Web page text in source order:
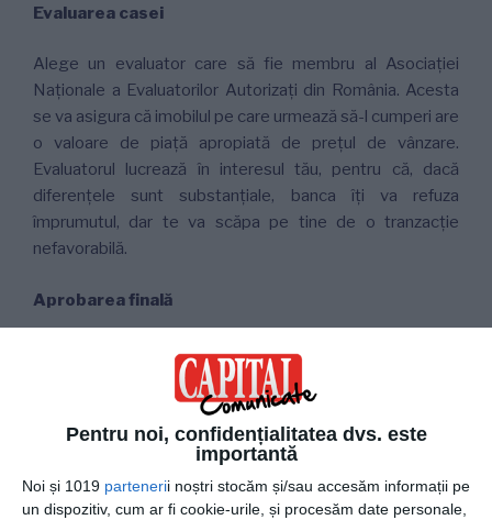
Pentru noi, confidențialitatea dvs. este
importantă
Noi și 1019 partenerii noștri stocăm și/sau accesăm informații pe
un dispozitiv, cum ar fi cookie-urile, și procesăm date personale,
Evaluarea casei
Alege un evaluator care să fie membru al Asociației
Naționale a Evaluatorilor Autorizați din România. Acesta
se va asigura că imobilul pe care urmează să-l cumperi are
o valoare de piață apropiată de prețul de vânzare.
Evaluatorul lucrează în interesul tău, pentru că, dacă
diferențele sunt substanțiale, banca îți va refuza
împrumutul, dar te va scăpa pe tine de o tranzacție
nefavorabilă.
Aprobarea finală
Dosarul este acum complet și urmează să fie procesat de
centrul ipotecar al băncii. Aici se aprobă sau se refuză
creditul. Însă, dacă ai parcurs corect toți pașii de până
acum, iar specialistul ipotecar ți-a pregătit bine dosarul,
sunt șanse mari să fie acceptat.
Semnezi la notar